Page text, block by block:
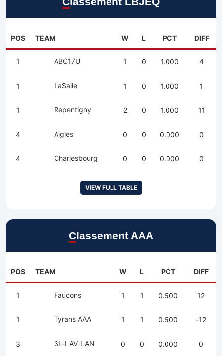
POS TEAM W L PCT DIFF
1 ABC17U 1 0 1.000 4
1 LaSalle 1 0 1.000 1
1 Repentigny 2 0 1.000 11
4 Aigles 0 0 0.000 0
4 Charlesbourg 0 0 0.000 0
VIEW FULL TABLE
Classement AAA
POS TEAM W L PCT DIFF
1 Faucons 1 1 0.500 12
1 Tyrans AAA 1 1 0.500 -12
3 3L-LAV-LAN 0 0 0.000 0